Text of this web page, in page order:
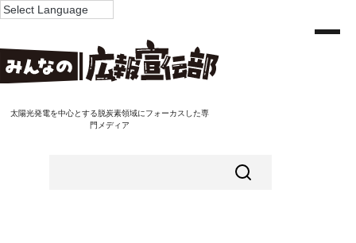
太陽光発電を中心とする脱炭素領域にフォーカスした専
門メディア